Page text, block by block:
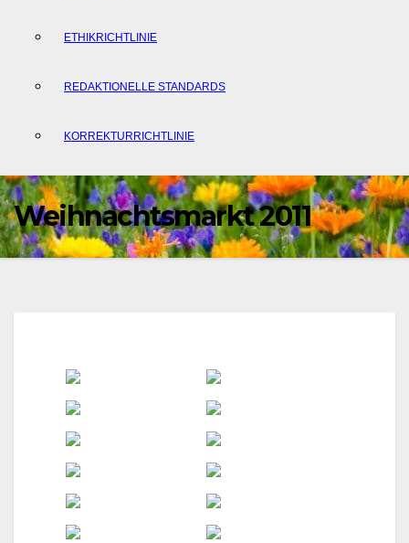
ETHIKRICHTLINIE
REDAKTIONELLE STANDARDS
KORREKTURRICHTLINIE
Weihnachtsmarkt 2011